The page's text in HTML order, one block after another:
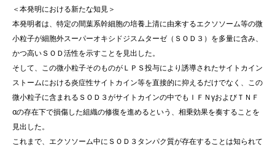
＜本発明における新たな知見＞
本発明者は、特定の間葉系幹細胞の培養上清に由来するエクソソーム等の微
小粒子が細胞外スーパーオキシドジスムターゼ（ＳＯＤ３）を多量に含み、
かつ高いＳＯＤ活性を示すことを見出した。
そして、この微小粒子そのものがＬＰＳ投与により誘導されたサイトカイン
ストームにおける炎症性サイトカイン等を直接的に抑えるだけでなく、この
微小粒子に含まれるＳＯＤ３がサイトカインの中でもＩＦＮγおよびＴＮＦ
αの存在下で損傷した組織の修復を進めるという、相乗効果を奏することを
見出した。
これまで、エクソソーム中にＳＯＤ３タンパク質が存在することは知られて